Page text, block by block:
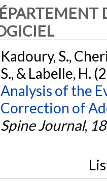
Kadoury, S.,
S., & Labelle, H.
Analysis of the
Correction of
Spine Journal, 18